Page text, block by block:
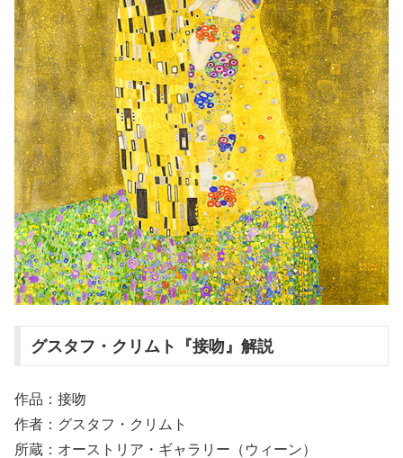
グスタフ・クリムト『接吻』解説
作品：接吻
作者：グスタフ・クリムト
所蔵：オーストリア・ギャラリー（ウィーン）